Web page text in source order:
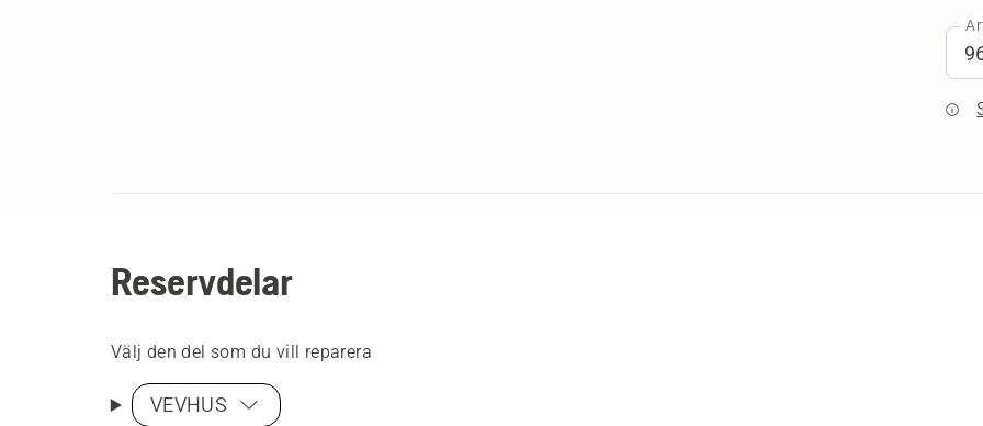
Reservdelar
Välj den del som du vill reparera
VEVHUS